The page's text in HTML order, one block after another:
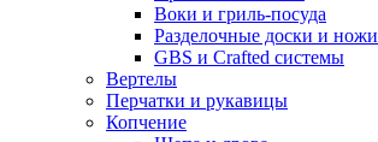
Воки и гриль-посуда
Разделочные доски и ножи
GBS и Crafted системы
Вертелы
Перчатки и рукавицы
Копчение